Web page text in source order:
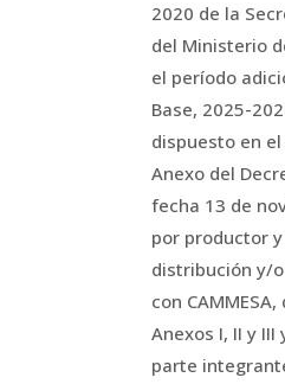
2020 de la
del Ministerio
el período
Base, 2025-
dispuesto en
Anexo del
fecha 13 de
por productor
distribución y/
con
Anexos I, II y
parte